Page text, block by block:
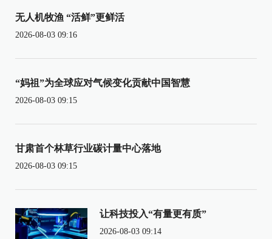
无人机牧渔 “活鲜”更鲜活
2026-08-03 09:16
“妈祖”为全球应对气候变化贡献中国智慧
2026-08-03 09:15
甘肃首个林草行业碳计量中心落地
2026-08-03 09:15
让科技投入“有量更有质”
2026-08-03 09:14